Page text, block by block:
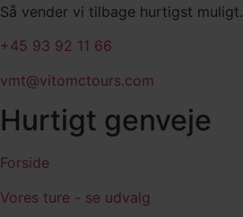
Så vender vi tilbage hurtigst muligt.
+45 93 92 11 66
vmt@vitomctours.com
Hurtigt genveje
Forside
Vores ture - se udvalg